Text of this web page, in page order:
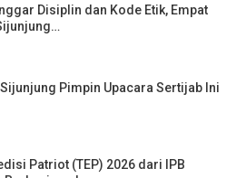
Disiplin dan Kode Etik, Empat
Pimpin Upacara Sertijab Ini
Patriot (TEP) 2026 dari IPB